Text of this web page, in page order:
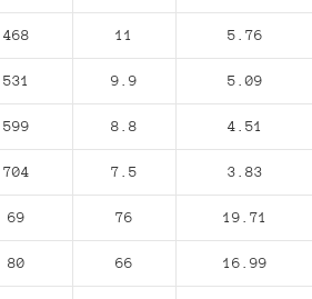
468 11 5.76
531 9.9 5.09
599 8.8 4.51
704 7.5 3.83
69 76 19.71
80 66 16.99